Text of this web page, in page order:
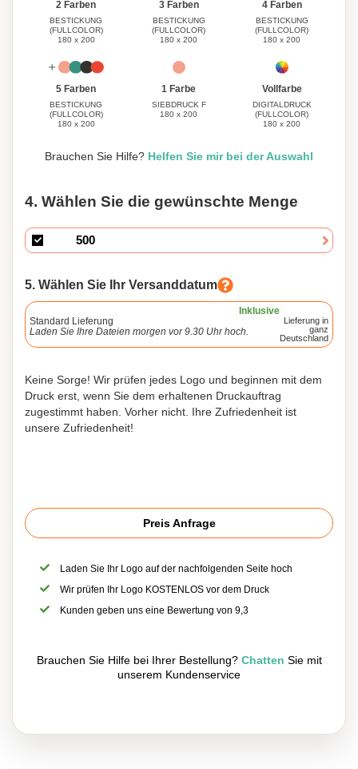
2 Farben
BESTICKUNG
(FULLCOLOR)
180 x 200
3 Farben
BESTICKUNG
(FULLCOLOR)
180 x 200
4 Farben
BESTICKUNG
(FULLCOLOR)
180 x 200
5 Farben
BESTICKUNG
(FULLCOLOR)
180 x 200
1 Farbe
SIEBDRUCK F
180 x 200
Vollfarbe
DIGITALDRUCK
(FULLCOLOR)
180 x 200
Brauchen Sie Hilfe? Helfen Sie mir bei der Auswahl
4. Wählen Sie die gewünschte Menge
5. Wählen Sie Ihr Versanddatum
Inklusive
Standard Lieferung
Laden Sie Ihre Dateien morgen vor 9.30 Uhr hoch.
Lieferung in
ganz
Deutschland
Keine Sorge! Wir prüfen jedes Logo und beginnen mit dem
Druck erst, wenn Sie dem erhaltenen Druckauftrag
zugestimmt haben. Vorher nicht. Ihre Zufriedenheit ist
unsere Zufriedenheit!
Preis Anfrage
Laden Sie Ihr Logo auf der nachfolgenden Seite hoch
Wir prüfen Ihr Logo KOSTENLOS vor dem Druck
Kunden geben uns eine Bewertung von 9,3
Brauchen Sie Hilfe bei Ihrer Bestellung? Chatten Sie mit
unserem Kundenservice